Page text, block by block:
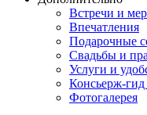
Встречи и
Впечатления
Подарочные
Свадьбы и
Услуги и
Консьерж-
Фотогалерея